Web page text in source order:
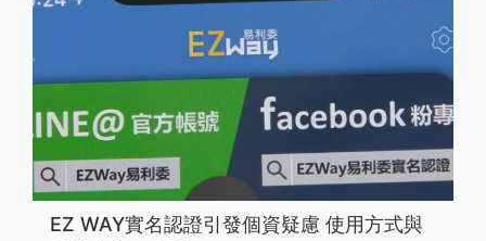
EZ WAY實名認證引發個資疑慮 使用方式與